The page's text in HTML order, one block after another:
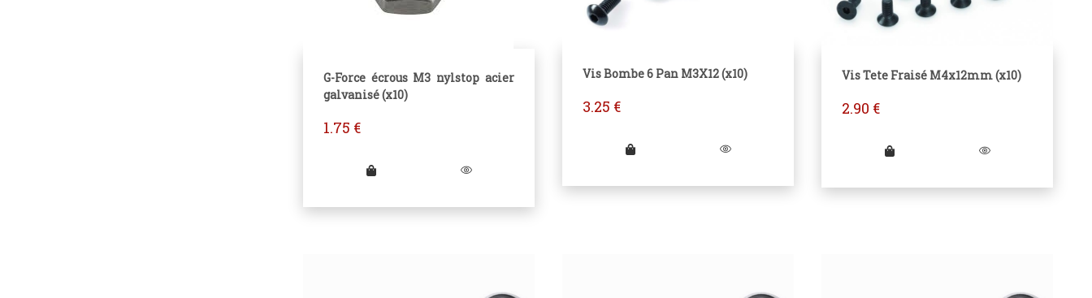
G-Force écrous M3 nylstop acier
galvanisé (x10)
1.75 €
Vis Bombe 6 Pan M3X12 (x10)
3.25 €
Vis Tete Fraisé M4x12mm (x10)
2.90 €